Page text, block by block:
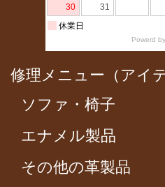
修理メニュー（アイ
ソファ・椅子
エナメル製品
その他の革製品